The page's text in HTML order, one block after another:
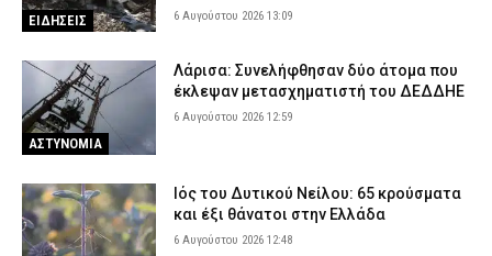
ΕΙΔΗΣΕΙΣ 6 Αυγούστου 2026 13:09
ΑΣΤΥΝΟΜΙΑ
Λάρισα: Συνελήφθησαν δύο άτομα που
έκλεψαν μετασχηματιστή του ΔΕΔΔΗΕ
6 Αυγούστου 2026 12:59
Ιός του Δυτικού Νείλου: 65 κρούσματα
και έξι θάνατοι στην Ελλάδα
6 Αυγούστου 2026 12:48